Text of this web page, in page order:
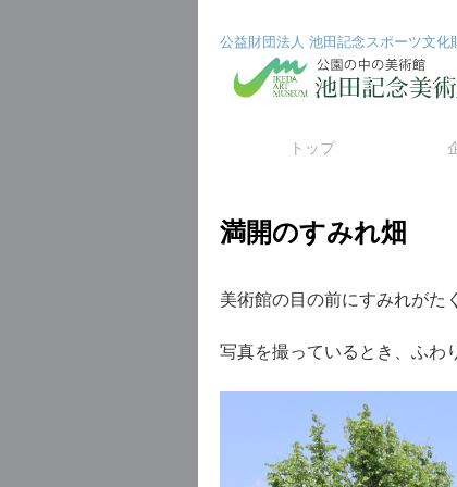
公益財団法人 池田記念スポーツ文化
テ
ツ
へ
ス
トップ
満開のすみれ畑
美術館の目の前にすみれがた
写真を撮っているとき、ふわ